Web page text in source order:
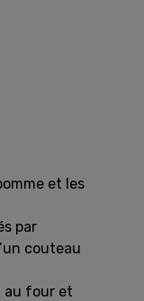
et les
par
couteau
au four et